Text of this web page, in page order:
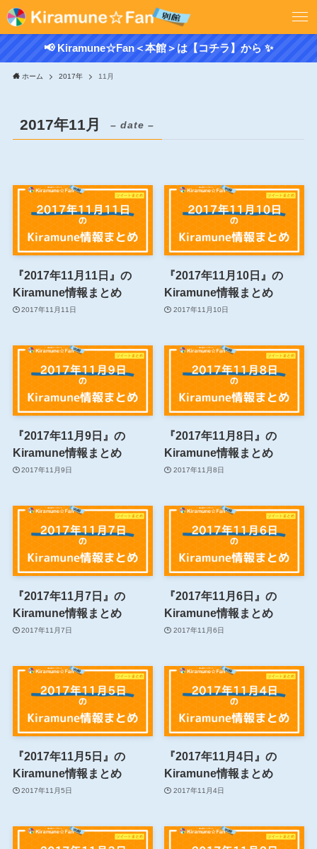
📢 Kiramune☆Fan＜本館＞は【コチラ】から ✨
ホーム 2017年 11月
2017年11月 – date –
『2017年11月11日』の
Kiramune情報まとめ
2017年11月11日
『2017年11月10日』の
Kiramune情報まとめ
2017年11月10日
『2017年11月9日』の
Kiramune情報まとめ
2017年11月9日
『2017年11月8日』の
Kiramune情報まとめ
2017年11月8日
『2017年11月7日』の
Kiramune情報まとめ
2017年11月7日
『2017年11月6日』の
Kiramune情報まとめ
2017年11月6日
『2017年11月5日』の
Kiramune情報まとめ
2017年11月5日
『2017年11月4日』の
Kiramune情報まとめ
2017年11月4日